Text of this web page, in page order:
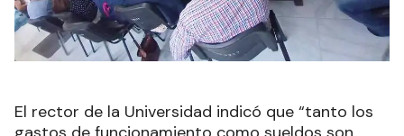
El rector de la Universidad indicó que “tanto los